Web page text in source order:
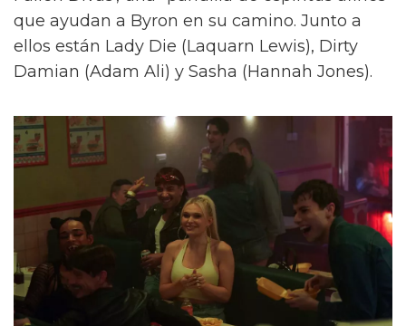
que ayudan a Byron en su camino. Junto a
ellos están Lady Die (Laquarn Lewis), Dirty
Damian (Adam Ali) y Sasha (Hannah Jones).